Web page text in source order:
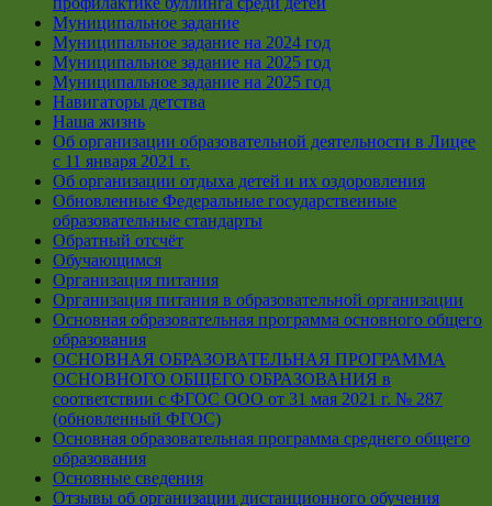
Муниципальное задание
Муниципальное задание на 2024 год
Муниципальное задание на 2025 год
Муниципальное задание на 2025 год
Навигаторы детства
Наша жизнь
Об организации образовательной деятельности в Лицее
с 11 января 2021 г.
Об организации отдыха детей и их оздоровления
Обновленные Федеральные государственные
образовательные стандарты
Обратный отсчёт
Обучающимся
Организация питания
Организация питания в образовательной организации
Основная образовательная программа основного общего
образования
ОСНОВНАЯ ОБРАЗОВАТЕЛЬНАЯ ПРОГРАММА
ОСНОВНОГО ОБЩЕГО ОБРАЗОВАНИЯ в
соответствии с ФГОС ООО от 31 мая 2021 г. № 287
(обновленный ФГОС)
Основная образовательная программа среднего общего
образования
Основные сведения
Отзывы об организации дистанционного обучения